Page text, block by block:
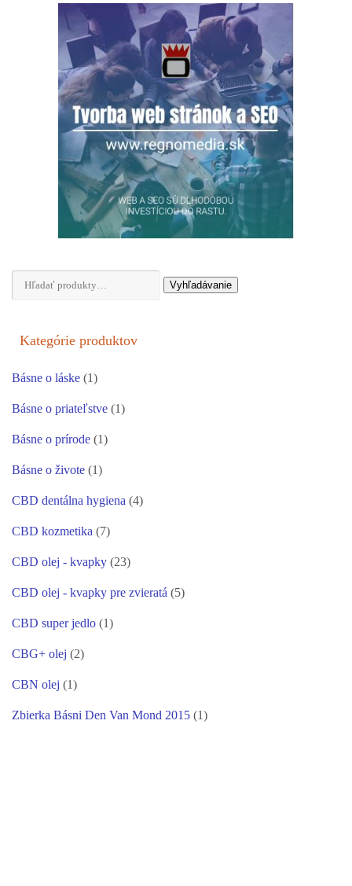
Hľadať: Vyhľadávanie
Kategórie produktov
Básne o láske (1)
Básne o priateľstve (1)
Básne o prírode (1)
Básne o živote (1)
CBD dentálna hygiena (4)
CBD kozmetika (7)
CBD olej - kvapky (23)
CBD olej - kvapky pre zvieratá (5)
CBD super jedlo (1)
CBG+ olej (2)
CBN olej (1)
Zbierka Básni Den Van Mond 2015 (1)